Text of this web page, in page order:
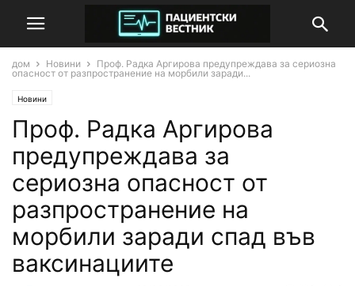
дом Новини
Проф. Радка Аргирова предупреждава за сериозна
опасност от разпространение на морбили заради...
Новини
Проф. Радка Аргирова
предупреждава за
сериозна опасност от
разпространение на
морбили заради спад във
ваксинациите